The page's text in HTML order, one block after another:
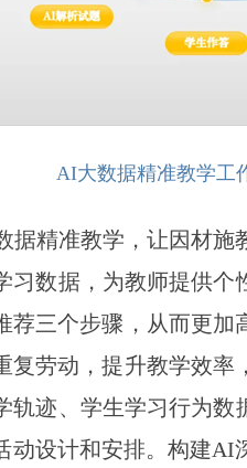
AI大数据精准教学工
据精准教学，让因材
习数据，为教师提供
荐三个步骤，从而更
复劳动，提升教学效
轨迹、学生学习行为
动设计和安排。构建